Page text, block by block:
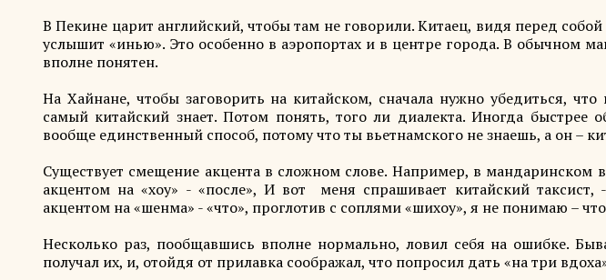
В Пекине царит английский, чтобы там не говорили. Китаец, видя перед
услышит «инью». Это особенно в аэропортах и в центре города. В обычном
вполне понятен.
На Хайнане, чтобы заговорить на китайском, сначала нужно убедиться,
самый китайский знает. Потом понять, того ли диалекта. Иногда быстрее
вообще единственный способ, потому что ты вьетнамского не знаешь, а он –
Существует смещение акцента в сложном слове. Например, в мандаринском
акцентом на «хоу» - «после», И вот меня спрашивает китайский
акцентом на «шенма» - «что», проглотив с соплями «шихоу», я не понимаю –
Несколько раз, пообщавшись вполне нормально, ловил себя на ошибке.
получал их, и, отойдя от прилавка соображал, что попросил дать «на три